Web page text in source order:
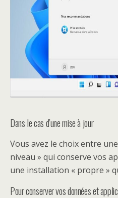
Dans le cas d’une mise à jour
Vous avez le choix entre
niveau » qui conserve vos
une installation « propre »
Pour conserver vos données et